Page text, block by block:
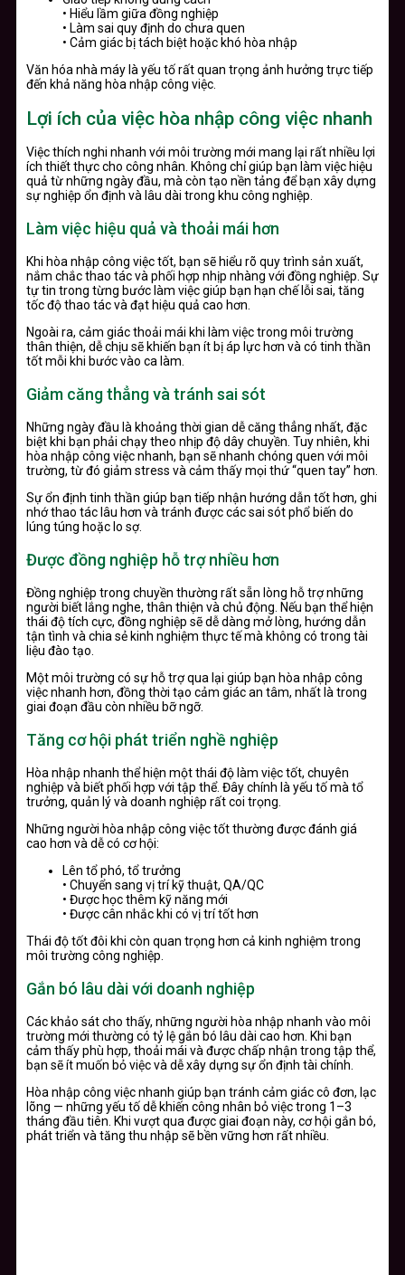
• Hiểu lầm giữa đồng nghiệp
• Làm sai quy định do chưa quen
• Cảm giác bị tách biệt hoặc khó hòa nhập
Văn hóa nhà máy là yếu tố rất quan trọng ảnh hưởng trực tiếp
đến khả năng hòa nhập công việc.
Lợi ích của việc hòa nhập công việc nhanh
Việc thích nghi nhanh với môi trường mới mang lại rất nhiều lợi
ích thiết thực cho công nhân. Không chỉ giúp bạn làm việc hiệu
quả từ những ngày đầu, mà còn tạo nền tảng để bạn xây dựng
sự nghiệp ổn định và lâu dài trong khu công nghiệp.
Làm việc hiệu quả và thoải mái hơn
Khi hòa nhập công việc tốt, bạn sẽ hiểu rõ quy trình sản xuất,
nắm chắc thao tác và phối hợp nhịp nhàng với đồng nghiệp. Sự
tự tin trong từng bước làm việc giúp bạn hạn chế lỗi sai, tăng
tốc độ thao tác và đạt hiệu quả cao hơn.
Ngoài ra, cảm giác thoải mái khi làm việc trong môi trường
thân thiện, dễ chịu sẽ khiến bạn ít bị áp lực hơn và có tinh thần
tốt mỗi khi bước vào ca làm.
Giảm căng thẳng và tránh sai sót
Những ngày đầu là khoảng thời gian dễ căng thẳng nhất, đặc
biệt khi bạn phải chạy theo nhịp độ dây chuyền. Tuy nhiên, khi
hòa nhập công việc nhanh, bạn sẽ nhanh chóng quen với môi
trường, từ đó giảm stress và cảm thấy mọi thứ “quen tay” hơn.
Sự ổn định tinh thần giúp bạn tiếp nhận hướng dẫn tốt hơn, ghi
nhớ thao tác lâu hơn và tránh được các sai sót phổ biến do
lúng túng hoặc lo sợ.
Được đồng nghiệp hỗ trợ nhiều hơn
Đồng nghiệp trong chuyền thường rất sẵn lòng hỗ trợ những
người biết lắng nghe, thân thiện và chủ động. Nếu bạn thể hiện
thái độ tích cực, đồng nghiệp sẽ dễ dàng mở lòng, hướng dẫn
tận tình và chia sẻ kinh nghiệm thực tế mà không có trong tài
liệu đào tạo.
Một môi trường có sự hỗ trợ qua lại giúp bạn hòa nhập công
việc nhanh hơn, đồng thời tạo cảm giác an tâm, nhất là trong
giai đoạn đầu còn nhiều bỡ ngỡ.
Tăng cơ hội phát triển nghề nghiệp
Hòa nhập nhanh thể hiện một thái độ làm việc tốt, chuyên
nghiệp và biết phối hợp với tập thể. Đây chính là yếu tố mà tổ
trưởng, quản lý và doanh nghiệp rất coi trọng.
Những người hòa nhập công việc tốt thường được đánh giá
cao hơn và dễ có cơ hội:
Lên tổ phó, tổ trưởng
• Chuyển sang vị trí kỹ thuật, QA/QC
• Được học thêm kỹ năng mới
• Được cân nhắc khi có vị trí tốt hơn
Thái độ tốt đôi khi còn quan trọng hơn cả kinh nghiệm trong
môi trường công nghiệp.
Gắn bó lâu dài với doanh nghiệp
Các khảo sát cho thấy, những người hòa nhập nhanh vào môi
trường mới thường có tỷ lệ gắn bó lâu dài cao hơn. Khi bạn
cảm thấy phù hợp, thoải mái và được chấp nhận trong tập thể,
bạn sẽ ít muốn bỏ việc và dễ xây dựng sự ổn định tài chính.
Hòa nhập công việc nhanh giúp bạn tránh cảm giác cô đơn, lạc
lõng — những yếu tố dễ khiến công nhân bỏ việc trong 1–3
tháng đầu tiên. Khi vượt qua được giai đoạn này, cơ hội gắn bó,
phát triển và tăng thu nhập sẽ bền vững hơn rất nhiều.